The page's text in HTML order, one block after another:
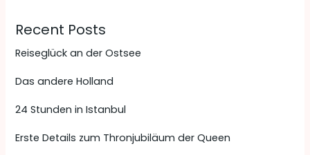
Recent Posts
Reiseglück an der Ostsee
Das andere Holland
24 Stunden in Istanbul
Erste Details zum Thronjubiläum der Queen